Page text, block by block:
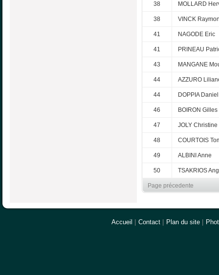
38 MOLLARD
38 VINCK
41 NAGODE Eric
41 PRINEAU
43 MANGANE
44 AZZURO
44 DOPPIA Daniel
46 BOIRON Gilles
47 JOLY Christine
48 COURTOIS
49 ALBINI Anne
50 TSAKRIOS
Page précedente
Accueil | Contact | Plan du site |